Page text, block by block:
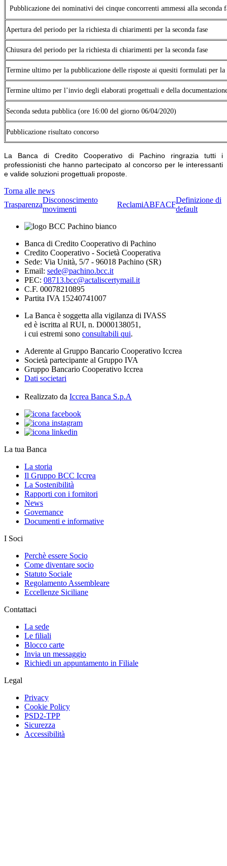
Pubblicazione dei nominativi dei cinque concorrenti ammessi alla seconda
Apertura del periodo per la richiesta di chiarimenti per la seconda fase
Chiusura del periodo per la richiesta di chiarimenti per la seconda fase
Termine ultimo per la pubblicazione delle risposte ai quesiti formulati per la
Termine ultimo per l’invio degli elaborati progettuali e della
Seconda seduta pubblica (ore 16:00 del giorno 06/04/2020)
Pubblicazione risultato concorso
La Banca di Credito Cooperativo di Pachino ringrazia tutti i
professionisti che hanno partecipato al concorso per le interessanti
e valide soluzioni progettuali proposte.
Torna alle news
Trasparenza
Disconoscimento
movimenti
ReclamiABFACF
Definizione di
default
Banca di Credito Cooperativo di Pachino
Credito Cooperativo - Società Cooperativa
Sede: Via Unità, 5/7 - 96018 Pachino (SR)
Email: sede@pachino.bcc.it
PEC: 08713.bcc@actaliscertymail.it
C.F. 00078210895
Partita IVA 15240741007
La Banca è soggetta alla vigilanza di IVASS
ed è iscritta al RUI, n. D000138051,
i cui estremi sono consultabili qui.
Aderente al Gruppo Bancario Cooperativo Iccrea
Società partecipante al Gruppo IVA
Gruppo Bancario Cooperativo Iccrea
Dati societari
Realizzato da Iccrea Banca S.p.A
La tua Banca
La storia
Il Gruppo BCC Iccrea
La Sostenibilità
Rapporti con i fornitori
News
Governance
Documenti e informative
I Soci
Perchè essere Socio
Come diventare socio
Statuto Sociale
Regolamento Assembleare
Eccellenze Siciliane
Contattaci
La sede
Le filiali
Blocco carte
Invia un messaggio
Richiedi un appuntamento in Filiale
Legal
Privacy
Cookie Policy
PSD2-TPP
Sicurezza
Accessibilità